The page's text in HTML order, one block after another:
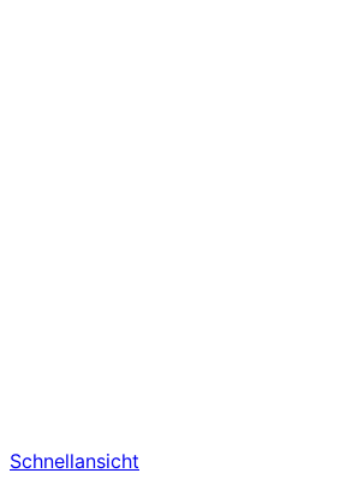
Schnellansicht